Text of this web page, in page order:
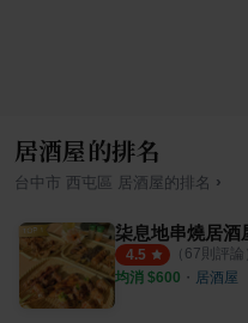
居酒屋的排名
台中市 西屯區 居酒屋 的排名 ›
柒息地串燒居酒
4.5 （ 67則評論
均消 $600 ・ 居酒屋